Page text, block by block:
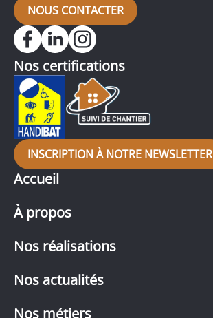
NOUS CONTACTER
Accueil
À propos
Nos réalisations
Nos actualités
Nos métiers
Nos certifications
INSCRIPTION À NOTRE NEWSLETTER